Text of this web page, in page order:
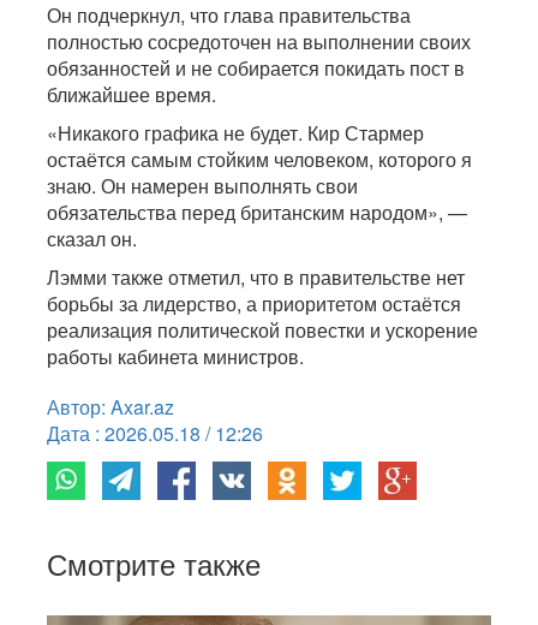
Он подчеркнул, что глава правительства
полностью сосредоточен на выполнении своих
обязанностей и не собирается покидать пост в
ближайшее время.
«Никакого графика не будет. Кир Стармер
остаётся самым стойким человеком, которого я
знаю. Он намерен выполнять свои
обязательства перед британским народом», —
сказал он.
Лэмми также отметил, что в правительстве нет
борьбы за лидерство, а приоритетом остаётся
реализация политической повестки и ускорение
работы кабинета министров.
Автор: Axar.az
Дата : 2026.05.18 / 12:26
Смотрите также